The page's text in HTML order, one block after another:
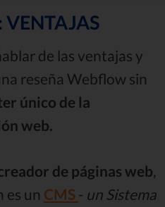
de las ventajas y
reseña Webflow sin
único de la
web.
de páginas web
es un CMS - un Sistema